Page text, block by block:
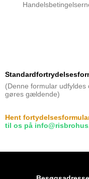
(Denne formular
gøres gældende)
Hent
til os på